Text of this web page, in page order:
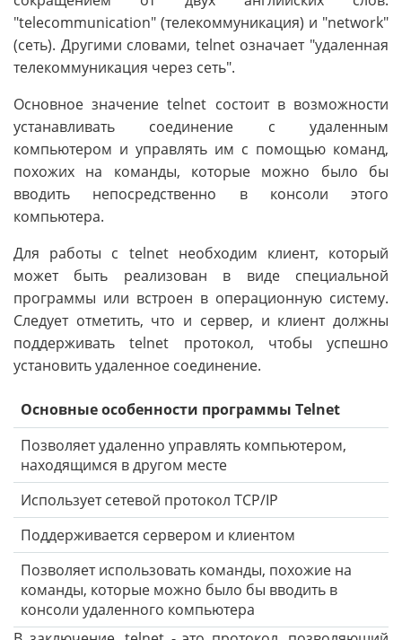
"telecommunication" (телекоммуникация) и "network"
(сеть). Другими словами, telnet означает "удаленная
телекоммуникация через сеть".
Основное значение telnet состоит в возможности
устанавливать соединение с удаленным
компьютером и управлять им с помощью команд,
похожих на команды, которые можно было бы
вводить непосредственно в консоли этого
компьютера.
Для работы с telnet необходим клиент, который
может быть реализован в виде специальной
программы или встроен в операционную систему.
Следует отметить, что и сервер, и клиент должны
поддерживать telnet протокол, чтобы успешно
установить удаленное соединение.
Основные особенности программы Telnet
Позволяет удаленно управлять компьютером,
находящимся в другом месте
Использует сетевой протокол TCP/IP
Поддерживается сервером и клиентом
Позволяет использовать команды, похожие на
команды, которые можно было бы вводить в
консоли удаленного компьютера